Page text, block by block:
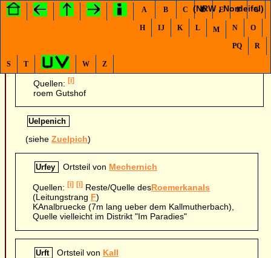
A B C D E F G
H IJ K L M N O
PQ R
S T W Z
(NRW , Nordeifel)
Uedelhoven
Quellen: [i]
roem Gutshof
Uelpenich
(sieheZuelpich)
Urfey Ortsteil von Mechernich
Quellen:[i] [i] Reste/Quelle desRoemerkanals
(Leitungstrang F)
KAnalbruecke (7m lang ueber dem Kallmutherbach),
Quelle vielleicht im Distrikt "Im Paradies"
Urft Ortsteil von Kall